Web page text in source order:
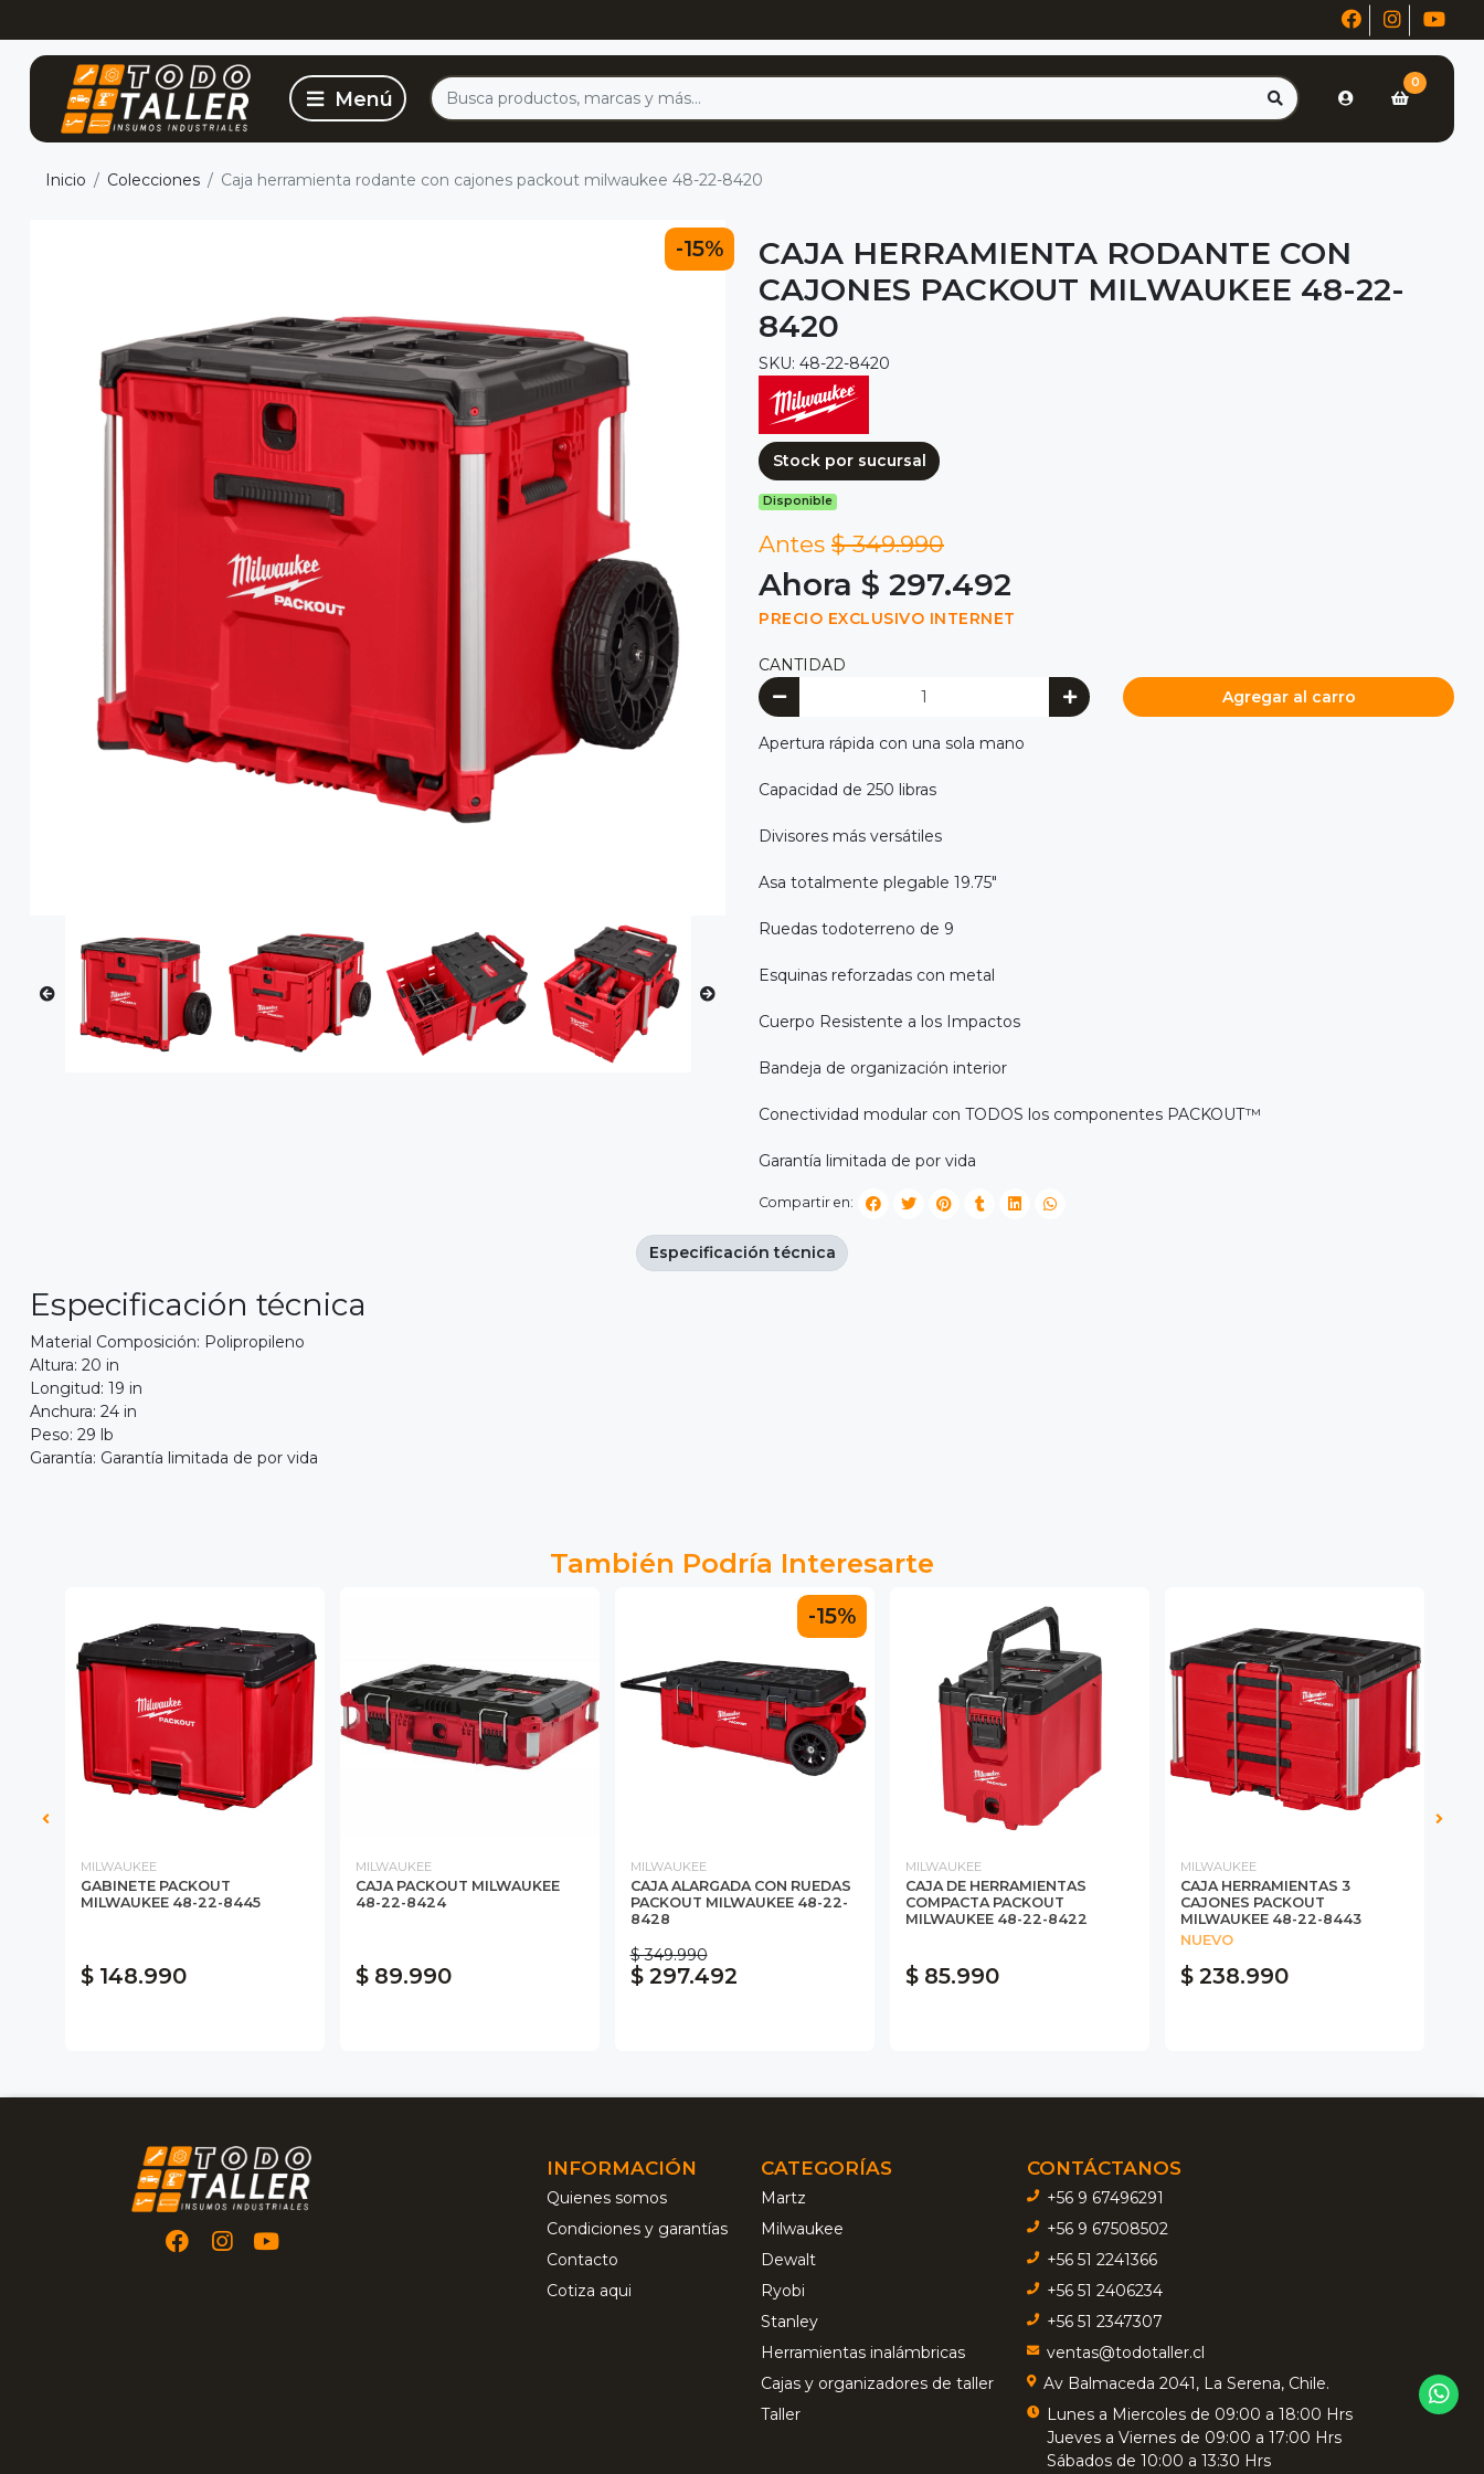
0
Inicio Colecciones Caja herramienta rodante con cajones packout milwaukee 48-22-8420
-15%
CAJA HERRAMIENTA RODANTE CON
CAJONES PACKOUT MILWAUKEE 48-22-
8420
SKU: 48-22-8420
Stock por sucursal
Disponible
Antes $ 349.990
Ahora $ 297.492
PRECIO EXCLUSIVO INTERNET
CANTIDAD
Agregar al carro
Apertura rápida con una sola mano
Capacidad de 250 libras
Divisores más versátiles
Asa totalmente plegable 19.75"
Ruedas todoterreno de 9
Esquinas reforzadas con metal
Cuerpo Resistente a los Impactos
Bandeja de organización interior
Conectividad modular con TODOS los componentes PACKOUT™
Garantía limitada de por vida
Compartir en:
Especificación técnica
Material Composición: Polipropileno
Altura: 20 in
Longitud: 19 in
Anchura: 24 in
Peso: 29 lb
Garantía: Garantía limitada de por vida
Especificación técnica
También Podría Interesarte
MILWAUKEE
GABINETE PACKOUT
MILWAUKEE 48-22-8445
$ 148.990
MILWAUKEE
CAJA PACKOUT MILWAUKEE
48-22-8424
$ 89.990
-15%
MILWAUKEE
CAJA ALARGADA CON RUEDAS
PACKOUT MILWAUKEE 48-22-
8428
$ 349.990
$ 297.492
MILWAUKEE
CAJA DE HERRAMIENTAS
COMPACTA PACKOUT
MILWAUKEE 48-22-8422
$ 85.990
MILWAUKEE
CAJA HERRAMIENTAS 3
CAJONES PACKOUT
MILWAUKEE 48-22-8443
NUEVO
$ 238.990
INFORMACIÓN
Quienes somos
Condiciones y garantías
Contacto
Cotiza aqui
CATEGORÍAS
Martz
Milwaukee
Dewalt
Ryobi
Stanley
Herramientas inalámbricas
Cajas y organizadores de taller
Taller
CONTÁCTANOS
+56 9 67496291
+56 9 67508502
+56 51 2241366
+56 51 2406234
+56 51 2347307
ventas@todotaller.cl
Av Balmaceda 2041, La Serena, Chile.
Lunes a Miercoles de 09:00 a 18:00 Hrs
Jueves a Viernes de 09:00 a 17:00 Hrs
Sábados de 10:00 a 13:30 Hrs